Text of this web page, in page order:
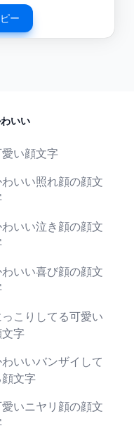
ー
いい
い顔文字
いい照れ顔の顔文
いい泣き顔の顔文
いい喜び顔の顔文
っこりしてる可愛い
文字
いいバンザイして
顔文字
いニヤリ顔の顔文